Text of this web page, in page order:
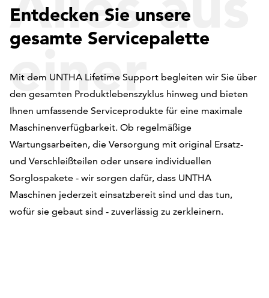
einer
Hand
Entdecken Sie unsere
gesamte Servicepalette
Mit dem UNTHA Lifetime Support begleiten wir Sie über
den gesamten Produktlebenszyklus hinweg und bieten
Ihnen umfassende Serviceprodukte für eine maximale
Maschinenverfügbarkeit. Ob regelmäßige
Wartungsarbeiten, die Versorgung mit original Ersatz-
und Verschleißteilen oder unsere individuellen
Sorglospakete - wir sorgen dafür, dass UNTHA
Maschinen jederzeit einsatzbereit sind und das tun,
wofür sie gebaut sind - zuverlässig zu zerkleinern.